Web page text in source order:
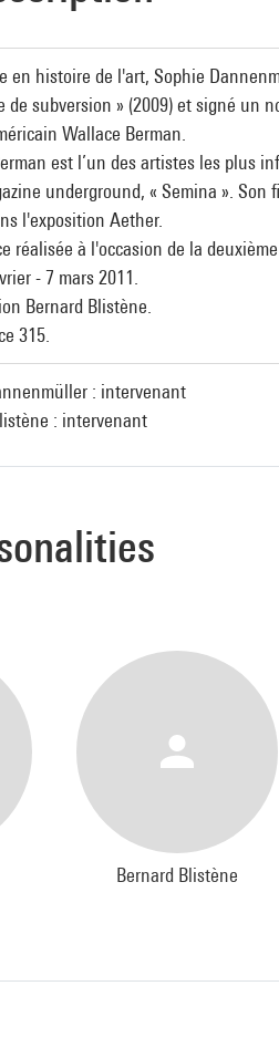
en histoire de l'art, Sophie
de subversion » (2009) et signé un
Wallace Berman.
est l’un des artistes les plus
underground, « Semina ».
l'exposition Aether.
réalisée à l'occasion de la
- 7 mars 2011.
Bernard Blistène.
315.
: intervenant
: intervenant
Bernard Blistène